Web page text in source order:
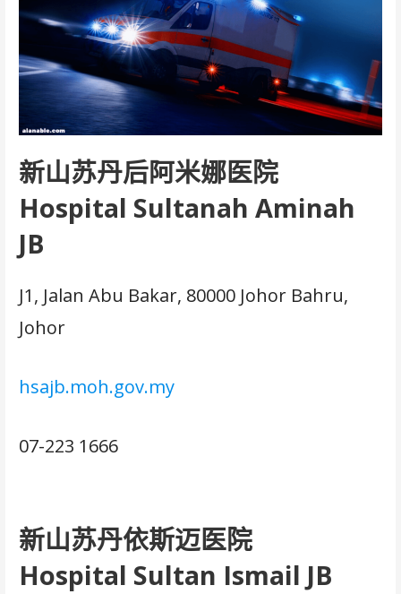
新山苏丹后阿米娜医院
Hospital Sultanah Aminah
JB
J1, Jalan Abu Bakar, 80000 Johor Bahru,
Johor
hsajb.moh.gov.my
07-223 1666
新山苏丹依斯迈医院
Hospital Sultan Ismail JB